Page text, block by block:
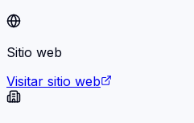
Sitio web
Visitar sitio web